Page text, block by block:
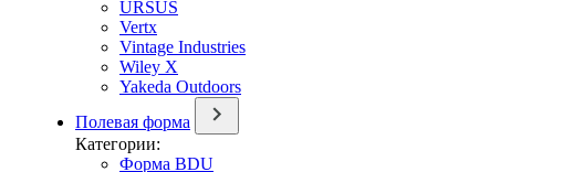
URSUS
Vertx
Vintage Industries
Wiley X
Yakeda Outdoors
Полевая форма
Категории:
Форма BDU